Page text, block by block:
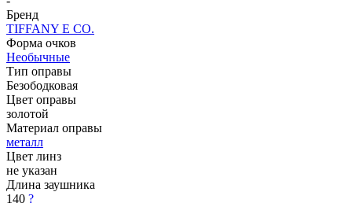
Бренд
TIFFANY E CO.
Форма очков
Необычные
Тип оправы
Безободковая
Цвет оправы
золотой
Материал оправы
металл
Цвет линз
не указан
Длина заушника
140 ?